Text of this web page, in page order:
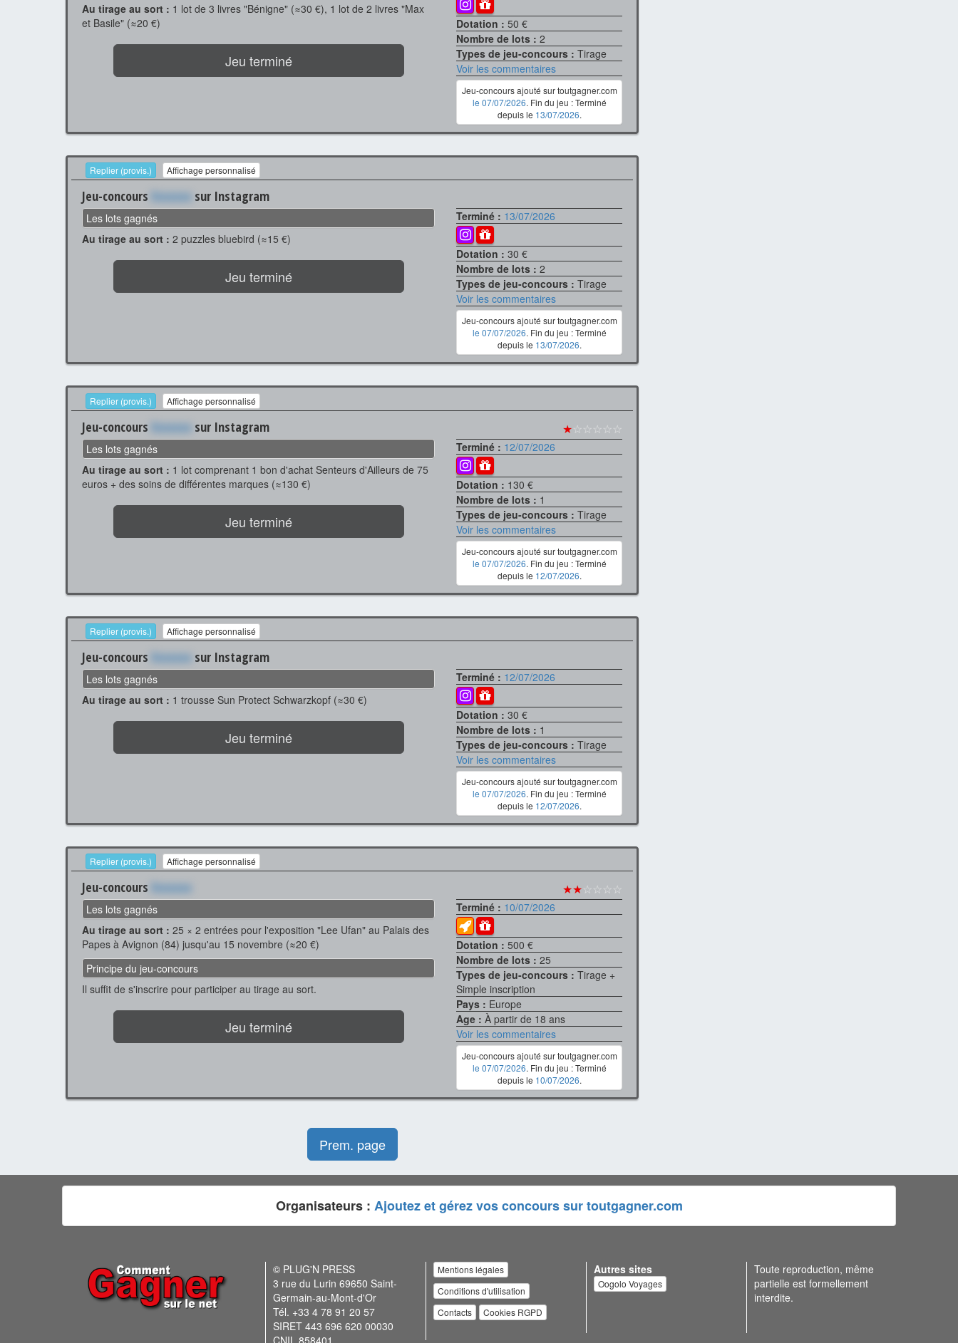
Au tirage au sort : 1 lot de 3 livres "Bénigne" (≈30 €), 1 lot de 2 livres "Max
et Basile" (≈20 €)
Jeu terminé
Dotation :50 €
Nombre de lots :2
Types de jeu-concours :Tirage
Voir les commentaires
Jeu-concours ajouté sur toutgagner.com
le 07/07/2026. Fin du jeu : Terminé
depuis le 13/07/2026.
Replier (provis.) Affichage personnalisé
Jeu-concours Xxxxxxx sur Instagram
Les lots gagnés
Au tirage au sort : 2 puzzles bluebird (≈15 €)
Jeu terminé
Terminé : 13/07/2026
Dotation :30 €
Nombre de lots :2
Types de jeu-concours :Tirage
Voir les commentaires
Jeu-concours ajouté sur toutgagner.com
le 07/07/2026. Fin du jeu : Terminé
depuis le 13/07/2026.
Replier (provis.) Affichage personnalisé
Jeu-concours Xxxxxxx sur Instagram ★☆☆☆☆☆
Les lots gagnés
Au tirage au sort : 1 lot comprenant 1 bon d'achat Senteurs d'Ailleurs de 75
euros + des soins de différentes marques (≈130 €)
Jeu terminé
Terminé : 12/07/2026
Dotation : 130 €
Nombre de lots : 1
Types de jeu-concours :Tirage
Voir les commentaires
Jeu-concours ajouté sur toutgagner.com
le 07/07/2026. Fin du jeu : Terminé
depuis le 12/07/2026.
Replier (provis.) Affichage personnalisé
Jeu-concours Xxxxxxx sur Instagram
Les lots gagnés
Au tirage au sort : 1 trousse Sun Protect Schwarzkopf (≈30 €)
Jeu terminé
Terminé : 12/07/2026
Dotation :30 €
Nombre de lots : 1
Types de jeu-concours :Tirage
Voir les commentaires
Jeu-concours ajouté sur toutgagner.com
le 07/07/2026. Fin du jeu : Terminé
depuis le 12/07/2026.
Replier (provis.) Affichage personnalisé
Jeu-concours Xxxxxxx ★★☆☆☆☆
Les lots gagnés
Au tirage au sort : 25 × 2 entrées pour l'exposition "Lee Ufan" au Palais des
Papes à Avignon (84) jusqu'au 15 novembre (≈20 €)
Principe du jeu-concours
Il suffit de s'inscrire pour participer au tirage au sort.
Jeu terminé
Terminé : 10/07/2026
Dotation :500 €
Nombre de lots :25
Types de jeu-concours :Tirage +
Simple inscription
Pays : Europe
Age :À partir de 18 ans
Voir les commentaires
Jeu-concours ajouté sur toutgagner.com
le 07/07/2026. Fin du jeu : Terminé
depuis le 10/07/2026.
Prem. page
Organisateurs : Ajoutez et gérez vos concours sur toutgagner.com
© PLUG'N PRESS
3 rue du Lurin 69650 Saint-
Germain-au-Mont-d'Or
Tél. +33 4 78 91 20 57
SIRET 443 696 620 00030
Mentions légales
Conditions d'utilisation
Contacts
Cookies RGPD
Autres sites
Oogolo Voyages
Toute reproduction, même
partielle est formellement
interdite.